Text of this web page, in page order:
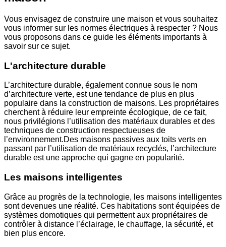
Vous envisagez de construire une maison et vous souhaitez
vous informer sur les normes électriques à respecter ? Nous
vous proposons dans ce guide les éléments importants à
savoir sur ce sujet.
L'architecture durable
L’architecture durable, également connue sous le nom
d’architecture verte, est une tendance de plus en plus
populaire dans la construction de maisons. Les propriétaires
cherchent à réduire leur empreinte écologique, de ce fait,
nous privilégions l’utilisation des matériaux durables et des
techniques de construction respectueuses de
l’environnement.Des maisons passives aux toits verts en
passant par l’utilisation de matériaux recyclés, l’architecture
durable est une approche qui gagne en popularité.
Les maisons intelligentes
Grâce au progrès de la technologie, les maisons intelligentes
sont devenues une réalité. Ces habitations sont équipées de
systèmes domotiques qui permettent aux propriétaires de
contrôler à distance l’éclairage, le chauffage, la sécurité, et
bien plus encore.